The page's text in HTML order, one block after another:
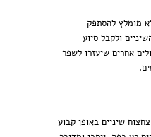
מומלץ להסתפק
ולקבל סיוע
אחרים שיעזרו לשפר
שיניים באופן קבוע